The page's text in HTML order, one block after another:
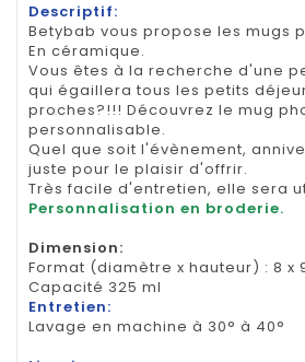
Descriptif:
Betybab vous propose les mugs
En céramique.
Vous êtes à la recherche d'une
qui égaillera tous les petits
proches?!!! Découvrez le mug
personnalisable.
Quel que soit l'évènement,
juste pour le plaisir d'offrir.
Très facile d'entretien, elle sera
Personnalisation en broderie.
Dimension:
Format (diamètre x hauteur) : 8 x
Capacité 325 ml
Entretien:
Lavage en machine à 30° à 40°